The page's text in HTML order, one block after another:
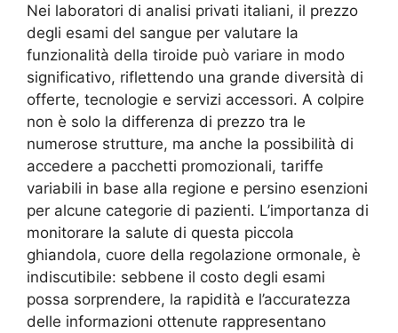
Nei laboratori di analisi privati italiani, il prezzo
degli esami del sangue per valutare la
funzionalità della tiroide può variare in modo
significativo, riflettendo una grande diversità di
offerte, tecnologie e servizi accessori. A colpire
non è solo la differenza di prezzo tra le
numerose strutture, ma anche la possibilità di
accedere a pacchetti promozionali, tariffe
variabili in base alla regione e persino esenzioni
per alcune categorie di pazienti. L’importanza di
monitorare la salute di questa piccola
ghiandola, cuore della regolazione ormonale, è
indiscutibile: sebbene il costo degli esami
possa sorprendere, la rapidità e l’accuratezza
delle informazioni ottenute rappresentano